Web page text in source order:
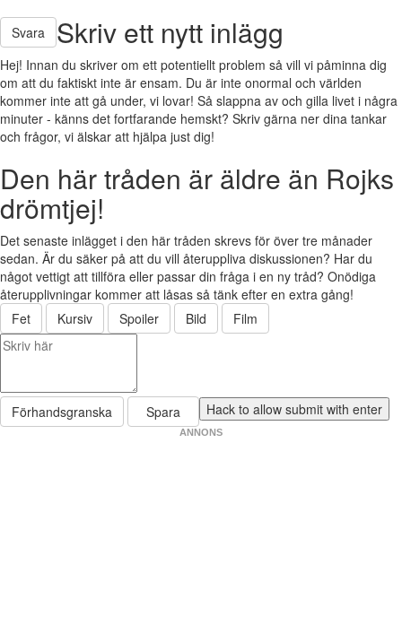
Svara Skriv ett nytt inlägg
Hej! Innan du skriver om ett potentiellt problem så vill vi påminna dig
om att du faktiskt inte är ensam. Du är inte onormal och världen
kommer inte att gå under, vi lovar! Så slappna av och gilla livet i några
minuter - känns det fortfarande hemskt? Skriv gärna ner dina tankar
och frågor, vi älskar att hjälpa just dig!
Den här tråden är äldre än Rojks
drömtjej!
Det senaste inlägget i den här tråden skrevs för över tre månader
sedan. Är du säker på att du vill återuppliva diskussionen? Har du
något vettigt att tillföra eller passar din fråga i en ny tråd? Onödiga
återupplivningar kommer att låsas så tänk efter en extra gång!
Fet
Kursiv Spoiler Bild Film
Förhandsgranska Spara
ANNONS